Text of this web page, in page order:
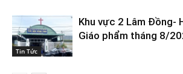
Tin Tức
Khu vực 2 Lâm Đồng-
Giáo phẩm tháng 8/